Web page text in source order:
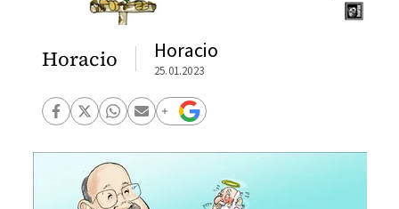
Horacio Horacio
25.01.2023